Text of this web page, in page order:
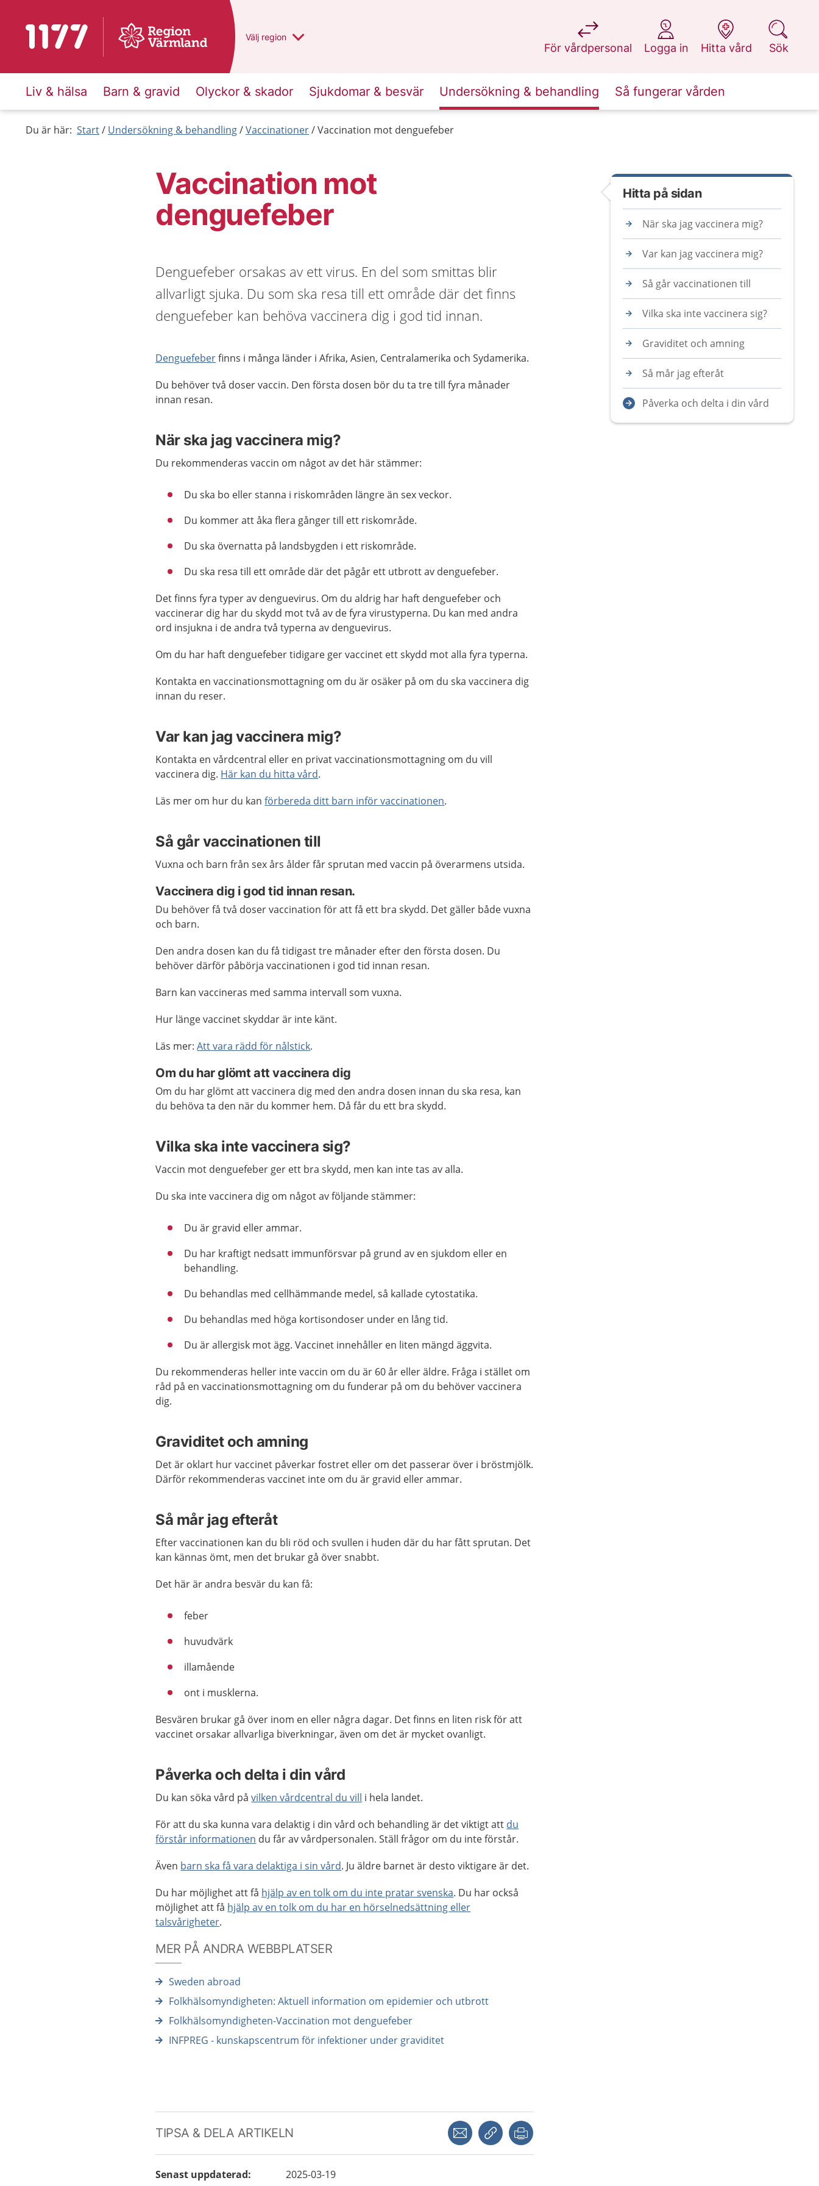
Till startsidan för 1177 Du har valt region
Välj en annan
region
För vårdpersonal
på 1177.se
Logga in
på 1177.se
Hitta vård
på 1177.se
Sök
på 1177.se
Liv & hälsa Barn & gravid Olyckor & skador Sjukdomar & besvär Undersökning & behandling Så fungerar vården
Du är här: Start Undersökning & behandling Vaccinationer Vaccination mot denguefeber
Vaccination mot
denguefeber
Denguefeber orsakas av ett virus. En del som smittas blir
allvarligt sjuka. Du som ska resa till ett område där det finns
denguefeber kan behöva vaccinera dig i god tid innan.
Denguefeberfinns i många länder i Afrika, Asien, Centralamerika och Sydamerika.
Du behöver två doser vaccin. Den första dosen bör du ta tre till fyra månader
innan resan.
När ska jag vaccinera mig?
Du rekommenderas vaccin om något av det här stämmer:
Du ska bo eller stanna i riskområden längre än sex veckor.
Du kommer att åka flera gånger till ett riskområde.
Du ska övernatta på landsbygden i ett riskområde.
Du ska resa till ett område där det pågår ett utbrott av denguefeber.
Det finns fyra typer av denguevirus. Om du aldrig har haft denguefeber och
vaccinerar dig har du skydd mot två av de fyra virustyperna. Du kan med andra
ord insjukna i de andra två typerna av denguevirus.
Om du har haft denguefeber tidigare ger vaccinet ett skydd mot alla fyra typerna.
Kontakta en vaccinationsmottagning om du är osäker på om du ska vaccinera dig
innan du reser.
Var kan jag vaccinera mig?
Kontakta en vårdcentral eller en privat vaccinationsmottagning om du vill
vaccinera dig. Här kan du hitta vård.
Läs mer om hur du kanförbereda ditt barn inför vaccinationen.
Så går vaccinationen till
Vuxna och barn från sex års ålder får sprutan med vaccin på överarmens utsida.
Vaccinera dig i god tid innan resan.
Du behöver få två doser vaccination för att få ett bra skydd. Det gäller både vuxna
och barn.
Den andra dosen kan du få tidigast tre månader efter den första dosen. Du
behöver därför påbörja vaccinationen i god tid innan resan.
Barn kan vaccineras med samma intervall som vuxna.
Hur länge vaccinet skyddar är inte känt.
Läs mer:Att vara rädd för nålstick.
Om du har glömt att vaccinera dig
Om du har glömt att vaccinera dig med den andra dosen innan du ska resa, kan
du behöva ta den när du kommer hem. Då får du ett bra skydd.
Vilka ska inte vaccinera sig?
Vaccin mot denguefeber ger ett bra skydd, men kan inte tas av alla.
Du ska inte vaccinera dig om något av följande stämmer:
Du är gravid eller ammar.
Du har kraftigt nedsatt immunförsvar på grund av en sjukdom eller en
behandling.
Du behandlas med cellhämmande medel, så kallade cytostatika.
Du behandlas med höga kortisondoser under en lång tid.
Du är allergisk mot ägg. Vaccinet innehåller en liten mängd äggvita.
Du rekommenderas heller inte vaccin om du är 60 år eller äldre. Fråga i stället om
råd på en vaccinationsmottagning om du funderar på om du behöver vaccinera
dig.
Graviditet och amning
Det är oklart hur vaccinet påverkar fostret eller om det passerar över i bröstmjölk.
Därför rekommenderas vaccinet inte om du är gravid eller ammar.
Så mår jag efteråt
Efter vaccinationen kan du bli röd och svullen i huden där du har fått sprutan. Det
kan kännas ömt, men det brukar gå över snabbt.
Det här är andra besvär du kan få:
feber
huvudvärk
illamående
ont i musklerna.
Besvären brukar gå över inom en eller några dagar. Det finns en liten risk för att
vaccinet orsakar allvarliga biverkningar, även om det är mycket ovanligt.
Påverka och delta i din vård
Du kan söka vård påvilken vårdcentral du vill i hela landet.
För att du ska kunna vara delaktig i din vård och behandling är det viktigt att du
förstår informationen du får av vårdpersonalen. Ställ frågor om du inte förstår.
Även barn ska få vara delaktiga i sin vård. Ju äldre barnet är desto viktigare är det.
Du har möjlighet att få hjälp av en tolk om du inte pratar svenska. Du har också
möjlighet att få hjälp av en tolk om du har en hörselnedsättning eller
talsvårigheter.
MER PÅ ANDRA WEBBPLATSER
Sweden abroad
Folkhälsomyndigheten: Aktuell information om epidemier och utbrott
Folkhälsomyndigheten-Vaccination mot denguefeber
INFPREG - kunskapscentrum för infektioner under graviditet
TIPSA & DELA ARTIKELN Dela via mejlKopiera länk
Senast uppdaterad: 2025-03-19
Hitta på sidan
När ska jag vaccinera mig?
Var kan jag vaccinera mig?
Så går vaccinationen till
Vilka ska inte vaccinera sig?
Graviditet och amning
Så mår jag efteråt
Påverka och delta i din vård